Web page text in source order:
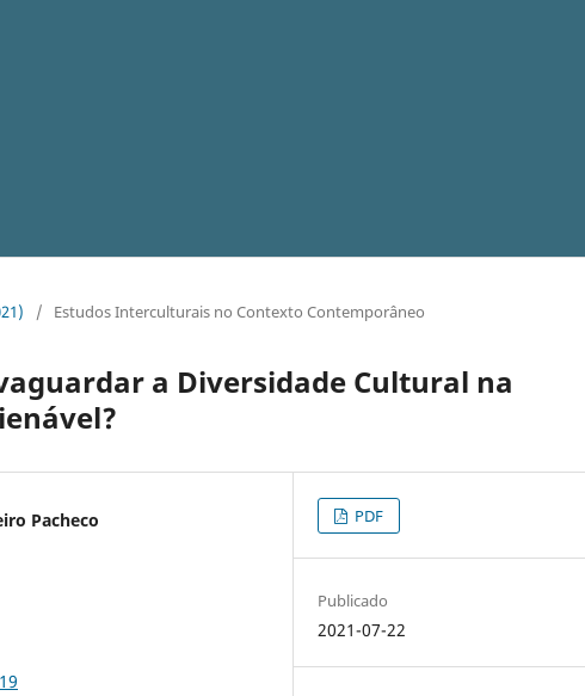
/ Estudos Interculturais no Contexto Contemporâneo
a Diversidade Cultural na
Pacheco PDF
Publicado
2021-07-22